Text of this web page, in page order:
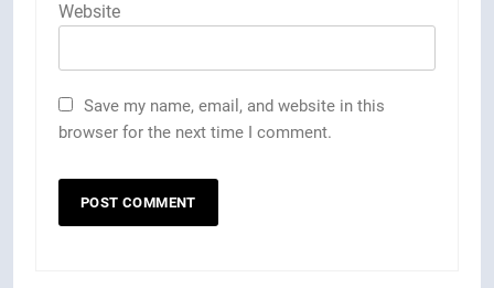
Website
Save my name, email, and website in this
browser for the next time I comment.